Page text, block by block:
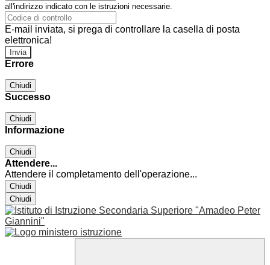
all'indirizzo indicato con le istruzioni necessarie.
E-mail inviata, si prega di controllare la casella di posta
elettronica!
Errore
Chiudi
Successo
Chiudi
Informazione
Chiudi
Attendere...
Attendere il completamento dell'operazione...
Chiudi
Chiudi